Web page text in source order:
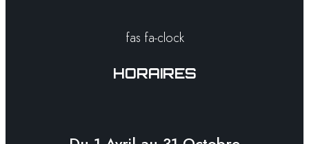
fas fa-clock
HORAIRES